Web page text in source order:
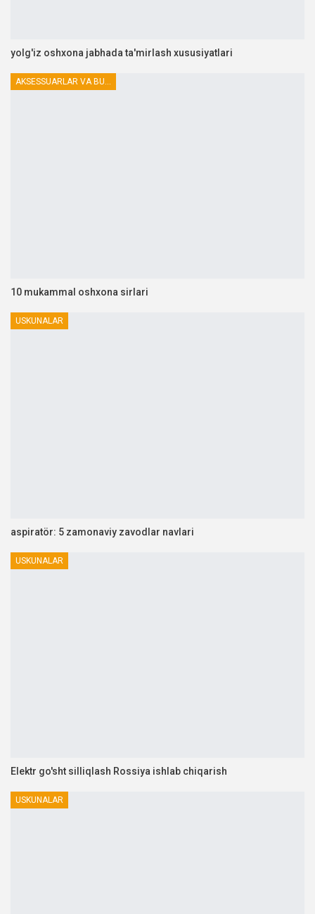
yolg'iz oshxona jabhada ta'mirlash xususiyatlari
10 mukammal oshxona sirlari
USKUNALAR
aspiratör: 5 zamonaviy zavodlar navlari
USKUNALAR
Elektr go'sht silliqlash Rossiya ishlab chiqarish
USKUNALAR